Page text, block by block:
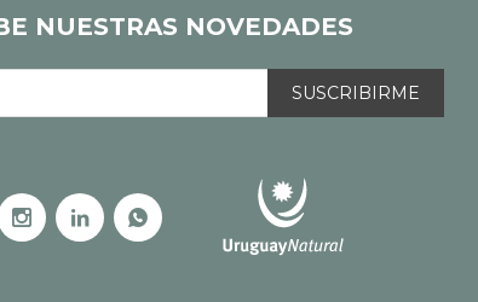
NUESTRAS NOVEDADES
SUSCRIBIRME
  